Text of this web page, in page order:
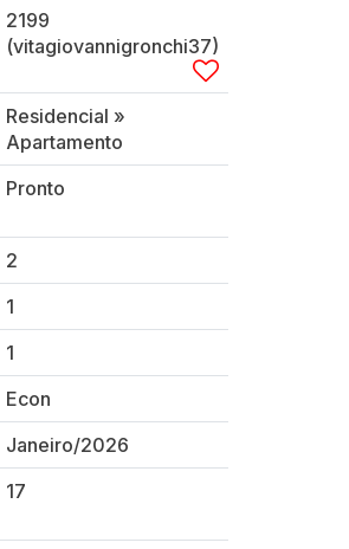
2199
(vitagiovannigronchi37)
Residencial »
Apartamento
Pronto
2
1
1
Econ
Janeiro/2026
17